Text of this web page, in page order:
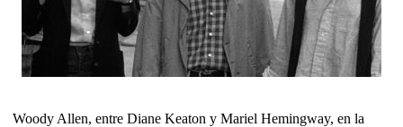
Woody Allen, entre Diane Keaton y Mariel Hemingway, en la